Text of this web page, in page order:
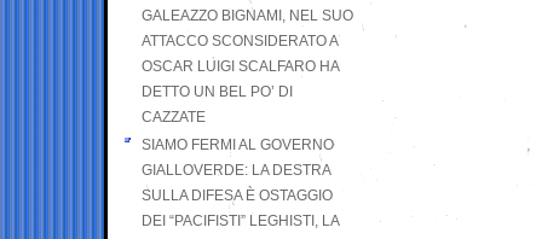
GALEAZZO BIGNAMI, NEL SUO
ATTACCO SCONSIDERATO A
OSCAR LUIGI SCALFARO HA
DETTO UN BEL PO’ DI
CAZZATE
SIAMO FERMI AL GOVERNO
GIALLOVERDE: LA DESTRA
SULLA DIFESA È OSTAGGIO
DEI “PACIFISTI” LEGHISTI, LA